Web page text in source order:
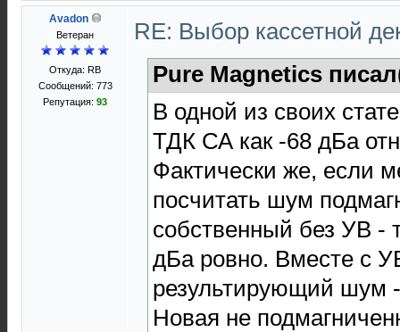
Avadon
Ветеран
Откуда: RB
Сообщений: 773
Репутация: 93
RE: Выбор кассетной
Pure Magnetics
В одной из своих
ТДК СА как -68 дБа
Фактически же, если
посчитать шум
собственный без УВ -
дБа ровно. Вместе с
результирующий шум
Новая не